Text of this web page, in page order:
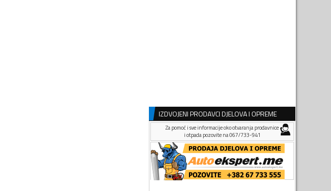
IZDVOJENI PRODAVCI DJELOVA I OPREME
Za pomoć i sve informacije oko otvaranja prodavnice
i otpada pozovite na 067/733-941